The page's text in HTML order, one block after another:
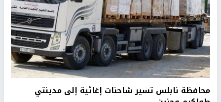
محافظة نابلس تسير شاحنات إغاثية إلى مدينتي